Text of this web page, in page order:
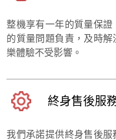
整機享有一年的質量保
的質量問題負責，及時
樂體驗不受影響。
終身售後服
我們承諾提供終身售後